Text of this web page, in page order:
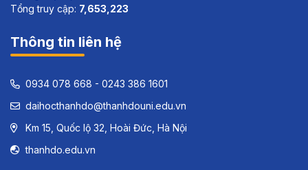
Tổng truy cập: 7,653,223
Thông tin liên hệ
0934 078 668 - 0243 386 1601
daihocthanhdo@thanhdouni.edu.vn
Km 15, Quốc lộ 32, Hoài Đức, Hà Nội
thanhdo.edu.vn